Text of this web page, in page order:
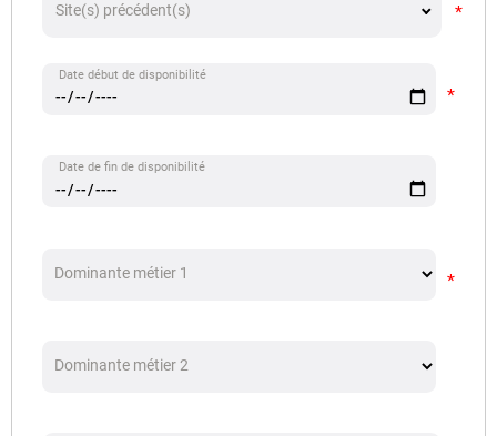
Site(s) précédent(s)
Date début de disponibilité
Date de fin de disponibilité
Dominante métier 1
Dominante métier 2